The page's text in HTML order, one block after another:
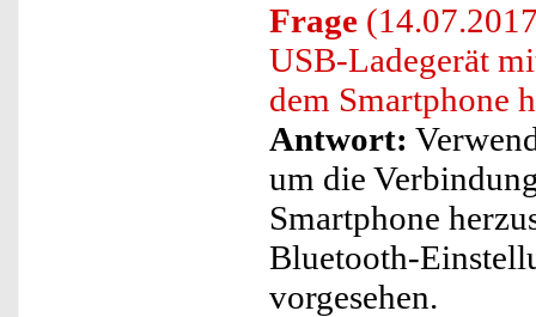
Frage
USB-Ladegerät
dem Smartphone
Antwort:
um die
Smartphone
Bluetooth-
vorgesehen.